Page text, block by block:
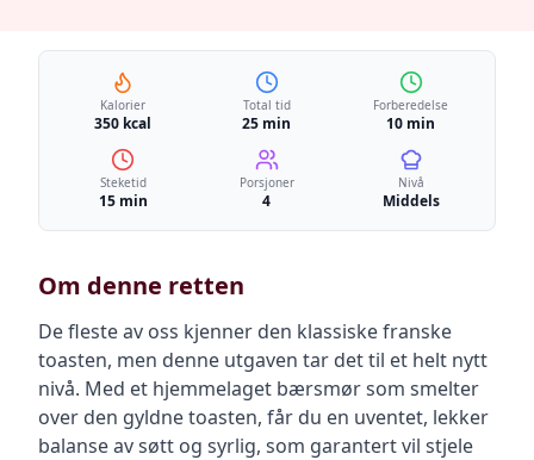
Kalorier
350 kcal
Total tid
25 min
Forberedelse
10 min
Steketid
15 min
Porsjoner
4
Nivå
Middels
Om denne retten
De fleste av oss kjenner den klassiske franske
toasten, men denne utgaven tar det til et helt nytt
nivå. Med et hjemmelaget bærsmør som smelter
over den gyldne toasten, får du en uventet, lekker
balanse av søtt og syrlig, som garantert vil stjele